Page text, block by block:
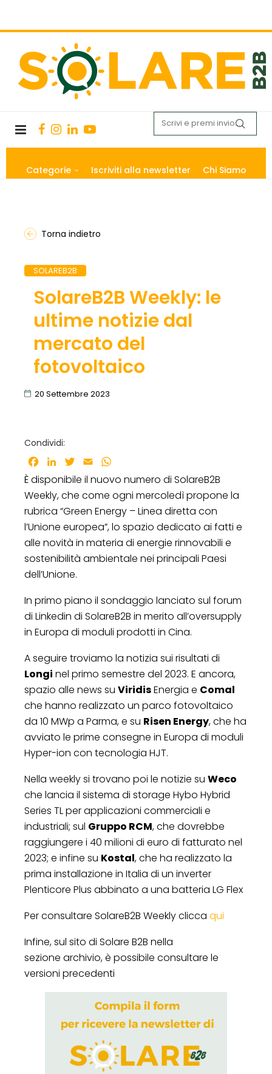
Categorie Iscriviti alla newsletter Chi Siamo
Torna indietro
SOLAREB2B
SolareB2B Weekly: le
ultime notizie dal
mercato del
fotovoltaico
20 Settembre 2023
Condividi:
Facebook
LinkedInTwitter
Email
È disponibile il nuovo numero di SolareB2B
Weekly, che come ogni mercoledì propone la
rubrica “Green Energy – Linea diretta con
l’Unione europea”, lo spazio dedicato ai fatti e
alle novità in materia di energie rinnovabili e
sostenibilità ambientale nei principali Paesi
dell’Unione.
In primo piano il sondaggio lanciato sul forum
di Linkedin di SolareB2B in merito all’oversupply
in Europa di moduli prodotti in Cina.
A seguire troviamo la notizia sui risultati di
Longi nel primo semestre del 2023. E ancora,
spazio alle news su ViridisEnergia e Comal
che hanno realizzato un parco fotovoltaico
da 10 MWp a Parma, e su Risen Energy, che ha
avviato le prime consegne in Europa di moduli
Hyper-ion con tecnologia HJT.
Nella weekly si trovano poi le notizie su Weco
che lancia il sistema di storage Hybo Hybrid
Series TL per applicazioni commerciali e
industriali; sul Gruppo RCM, che dovrebbe
raggiungere i 40 milioni di euro di fatturato nel
2023; e infine su Kostal, che ha realizzato la
prima installazione in Italia di un inverter
Plenticore Plus abbinato a una batteria LG Flex
Per consultare SolareB2B Weekly clicca qui
Infine, sul sito di Solare B2B nella
sezione archivio,è possibile consultare le
versioni precedenti